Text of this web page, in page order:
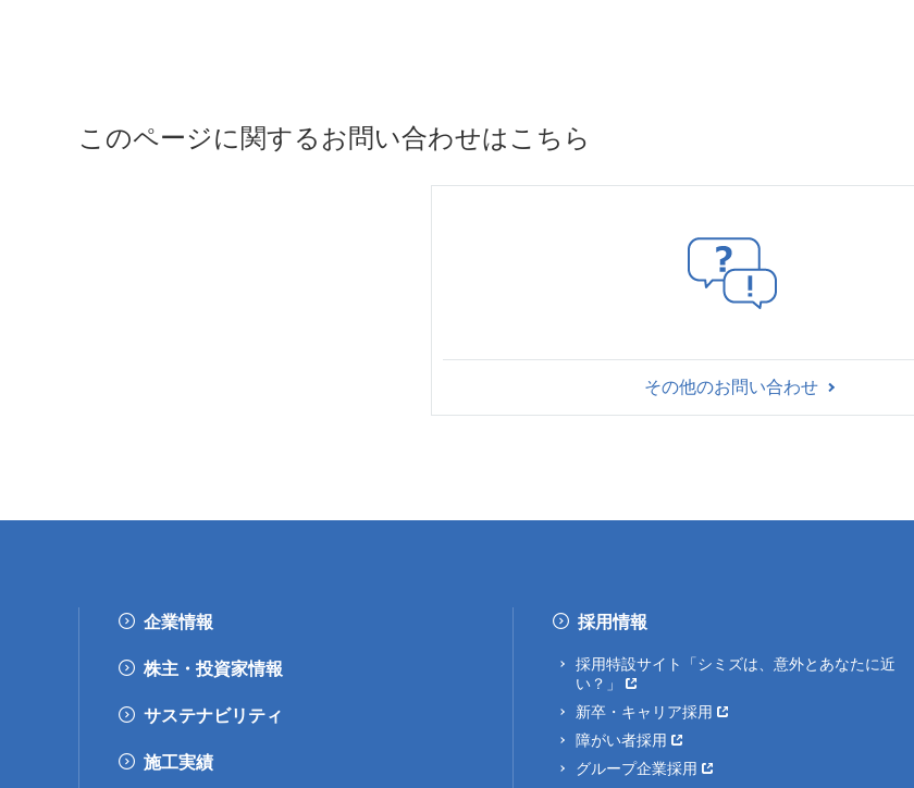
このページに関するお問い合わせはこちら
その他のお問い合わせ
企業情報
株主・投資家情報
サステナビリティ
施工実績
採用情報
採用特設サイト「シミズは、意外とあなたに近
い？」
新卒・キャリア採用
障がい者採用
グループ企業採用